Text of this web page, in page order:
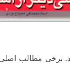
برخى مطالب